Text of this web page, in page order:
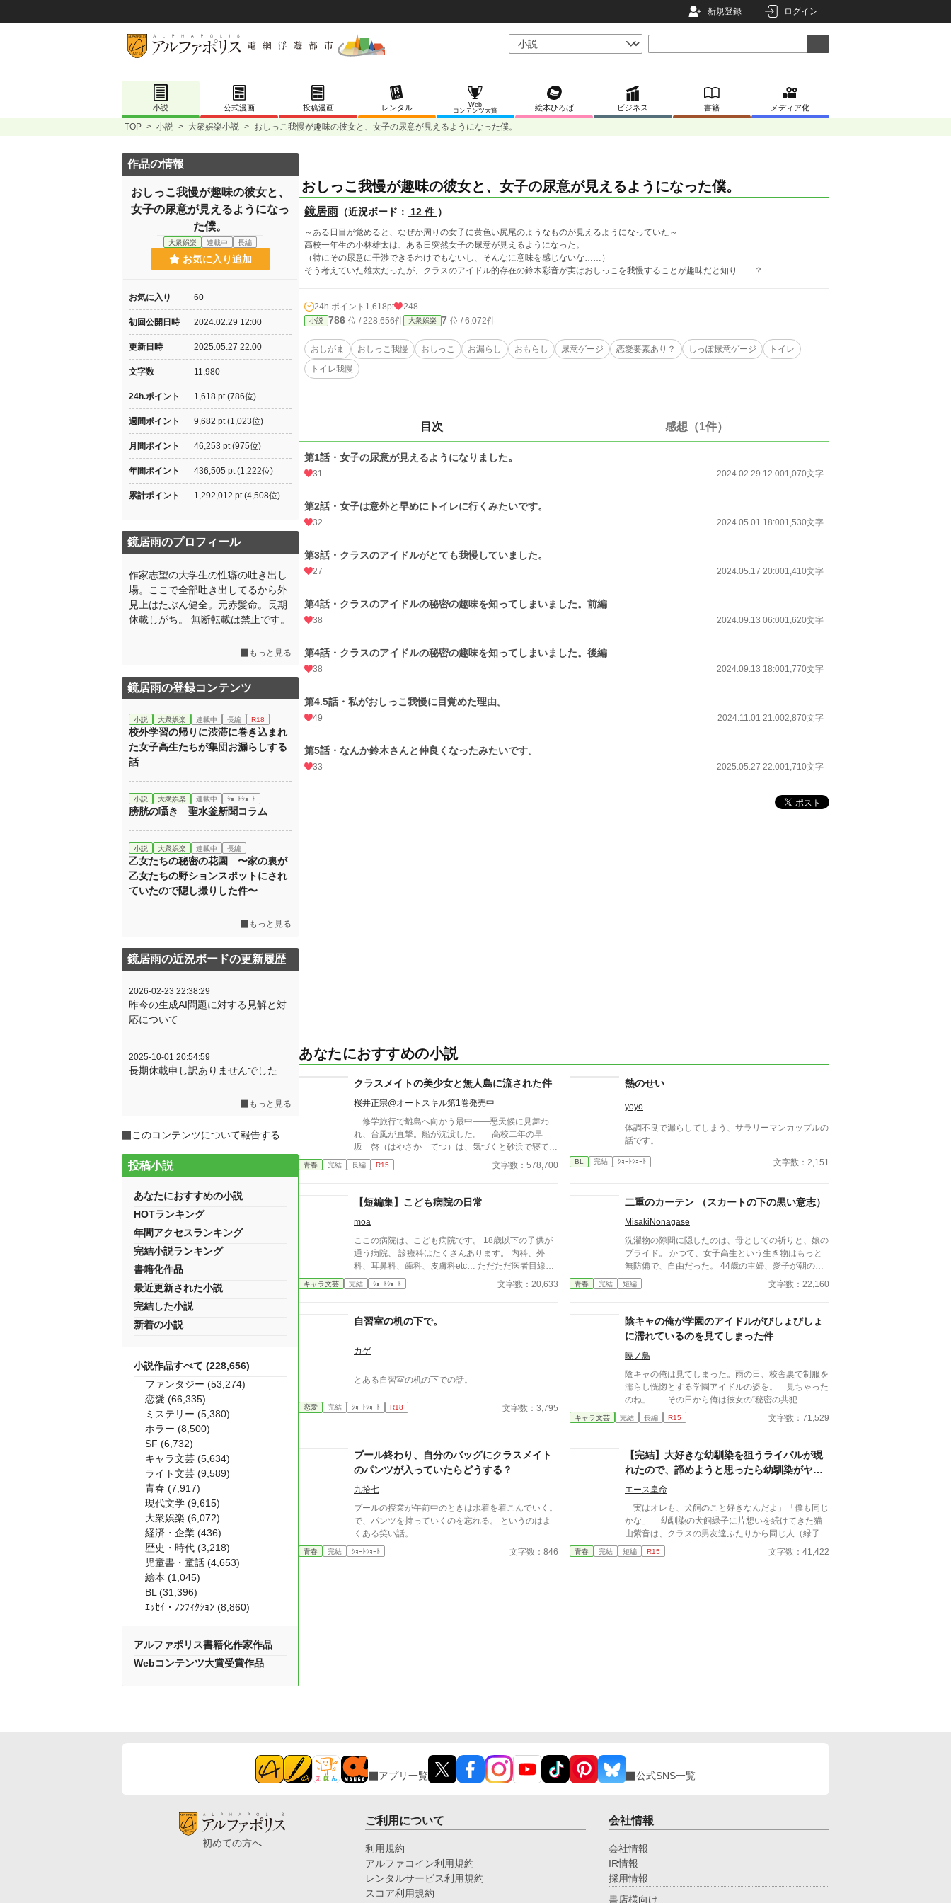
新規登録 ログイン
小説 公式漫画 投稿漫画 レンタル
Web
コンテンツ大賞
絵本ひろば ビジネス 書籍 メディア化
TOP > 小説 > 大衆娯楽小説 > おしっこ我慢が趣味の彼女と、女子の尿意が見えるようになった僕。
おしっこ我慢が趣味の彼女と、女子の尿意が見えるようになった僕。
鏡居雨 （近況ボード： 12 件 ）
～ある日目が覚めると、なぜか周りの女子に黄色い尻尾のようなものが見えるようになっていた～
高校一年生の小林雄太は、ある日突然女子の尿意が見えるようになった。
（特にその尿意に干渉できるわけでもないし、そんなに意味を感じないな……）
そう考えていた雄太だったが、クラスのアイドル的存在の鈴木彩音が実はおしっこを我慢することが趣味だと知り……？
24h.ポイント 1,618pt 248
小説 786 位 / 228,656件 大衆娯楽 7 位 / 6,072件
おしがま おしっこ我慢 おしっこ お漏らし おもらし 尿意ゲージ 恋愛要素あり？ しっぽ尿意ゲージ
トイレ
トイレ我慢
目次 感想（1件）
第1話・女子の尿意が見えるようになりました。
31 2024.02.29 12:001,070文字
第2話・女子は意外と早めにトイレに行くみたいです。
32 2024.05.01 18:001,530文字
第3話・クラスのアイドルがとても我慢していました。
27 2024.05.17 20:001,410文字
第4話・クラスのアイドルの秘密の趣味を知ってしまいました。前編
38 2024.09.13 06:001,620文字
第4話・クラスのアイドルの秘密の趣味を知ってしまいました。後編
38 2024.09.13 18:001,770文字
第4.5話・私がおしっこ我慢に目覚めた理由。
49 2024.11.01 21:002,870文字
第5話・なんか鈴木さんと仲良くなったみたいです。
33 2025.05.27 22:001,710文字
あなたにおすすめの小説
クラスメイトの美少女と無人島に流された件
桜井正宗@オートスキル第1巻発売中
修学旅行で離島へ向かう最中――悪天候に見舞わ
れ、台風が直撃。船が沈没した。 高校二年の早
坂 啓（はやさか てつ）は、気づくと砂浜で寝てい
た。周囲を見渡すとクラスメイトで美少女の天音 愛
（あまね まな）が隣に倒れていた。 どうやら、
は『無人島』。 しばらくは島で生きていくしかな
だが……クラスの女子が次々に見つかり、やがてハー
レムに。 男一人と女子十五人で……取り合いに発
展！？
青春 完結 長編 R15 文字数：578,700
熱のせい
yoyo
体調不良で漏らしてしまう、サラリーマンカップルの
話です。
BL 完結 ｼｮｰﾄｼｮｰﾄ 文字数：2,151
【短編集】こども病院の日常
moa
ここの病院は、こども病院です。 18歳以下の子供が
通う病院、 診療科はたくさんあります。 内科、外
科、耳鼻科、歯科、皮膚科etc… ただただ医者目線で
色々な病気を治療していくだけの小説です。 恋愛要
素などは一切ありません。 密着病院24時！的な感じ
想像にお任せします。 ※泣く表現、痛い表現など嫌
ださい。
キャラ文芸 完結 ｼｮｰﾄｼｮｰﾄ 文字数：20,633
二重のカーテン （スカートの下の黒い意志）
MisakiNonagase
洗濯物の隙間に隠したのは、母としての祈りと、娘の
プライド。 かつて、女子高生という生き物はもっと
無防備で、自由だった。 44歳の主婦、愛子が朝のベ
ランダで手にするのは、娘たちが毎日履き替える漆黒
のオーバーパンツ、通称「黒パン」。それは、令和を
鉄壁の「鎧」だった。 小学校時代のママ友たちとの
ランチ会。そこで語られるのは、ブルセラショップに
下着を売っていた奔放な50代、無防備なまま凛と歩
くしかなかった40代、そして「見せないこと」に命
を懸ける10代の、あまりに深い断絶。さらには、階
段で石像のように固まる父、生徒の背後に立たないよ
う神経を削る教師……。 一枚の黒い布を通して浮き
彫りになる、現代社会の歪さと、その根底にある不器
用なまでの「優しさ」。 ベランダに干された黒いカ
青春 完結 短編 文字数：22,160
自習室の机の下で。
カゲ
とある自習室の机の下での話。
恋愛 完結 ｼｮｰﾄｼｮｰﾄ R18 文字数：3,795
陰キャの俺が学園のアイドルがびしょびしょ
に濡れているのを見てしまった件
暁ノ鳥
陰キャの俺は見てしまった。雨の日、校舎裏で制服を
濡らし恍惚とする学園アイドルの姿を。「見ちゃった
のね」――その日から俺は彼女の“秘密の共犯
者”に！？ 特殊な性癖を持つ彼女の無茶な「実験」に
振り回され、身も心も支配される日々の始まり。二人
まる！
キャラ文芸 完結 長編 R15 文字数：71,529
プール終わり、自分のバッグにクラスメイト
のパンツが入っていたらどうする？
九拾七
プールの授業が午前中のときは水着を着こんでいく。
で、パンツを持っていくのを忘れる。 というのはよ
くある笑い話。
青春 完結 ｼｮｰﾄｼｮｰﾄ 文字数：846
【完結】大好きな幼馴染を狙うライバルが現
れたので、諦めようと思ったら幼馴染がヤン
デレ化して激重感情を向けてきた。
エース皇命
「実はオレも、犬飼のこと好きなんだよ」「僕も同じ
かな」 幼馴染の犬飼緑子に片想いを続けてきた猫
山紫音は、クラスの男友達ふたりから同じ人（緑子）
を好きになっていることを告白される。 紫音の背
中を押すため、友達ふたりなりのサポートだったのだ
います。
青春 完結 短編 R15 文字数：41,422
作品の情報
おしっこ我慢が趣味の彼女と、
女子の尿意が見えるようになっ
た僕。
大衆娯楽 連載中 長編
お気に入り追加
お気に入り 60
初回公開日時 2024.02.29 12:00
更新日時 2025.05.27 22:00
文字数 11,980
24h.ポイント 1,618 pt (786位)
週間ポイント 9,682 pt (1,023位)
月間ポイント 46,253 pt (975位)
年間ポイント 436,505 pt (1,222位)
累計ポイント 1,292,012 pt (4,508位)
鏡居雨のプロフィール
作家志望の大学生の性癖の吐き出し
場。ここで全部吐き出してるから外
見上はたぶん健全。元赤髪命。長期
休載しがち。 無断転載は禁止です。
もっと見る
鏡居雨の登録コンテンツ
小説 大衆娯楽 連載中 長編 R18
校外学習の帰りに渋滞に巻き込まれ
た女子高生たちが集団お漏らしする
話
小説 大衆娯楽 連載中 ｼｮｰﾄｼｮｰﾄ
膀胱の囁き 聖水釜新聞コラム
小説 大衆娯楽 連載中 長編
乙女たちの秘密の花園 〜家の裏が
乙女たちの野ションスポットにされ
ていたので隠し撮りした件〜
もっと見る
鏡居雨の近況ボードの更新履歴
2026-02-23 22:38:29
昨今の生成AI問題に対する見解と対
応について
2025-10-01 20:54:59
長期休載申し訳ありませんでした
もっと見る
このコンテンツについて報告する
投稿小説
あなたにおすすめの小説
HOTランキング
年間アクセスランキング
完結小説ランキング
書籍化作品
最近更新された小説
完結した小説
新着の小説
小説作品すべて (228,656)
ファンタジー (53,274)
恋愛 (66,335)
ミステリー (5,380)
ホラー (8,500)
SF (6,732)
キャラ文芸 (5,634)
ライト文芸 (9,589)
青春 (7,917)
現代文学 (9,615)
大衆娯楽 (6,072)
経済・企業 (436)
歴史・時代 (3,218)
児童書・童話 (4,653)
絵本 (1,045)
BL (31,396)
ｴｯｾｲ・ﾉﾝﾌｨｸｼｮﾝ (8,860)
アルファポリス書籍化作家作品
Webコンテンツ大賞受賞作品
アプリ一覧 公式SNS一覧
初めての方へ
ご利用について
利用規約
アルファコイン利用規約
レンタルサービス利用規約
スコア利用規約
会社情報
会社情報
IR情報
採用情報
書店様向け